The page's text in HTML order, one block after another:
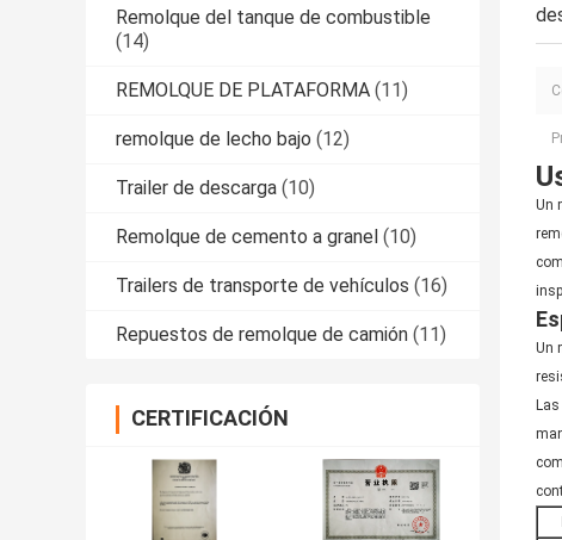
Remolque del tanque de combustible
(14)
REMOLQUE DE PLATAFORMA (11)
remolque de lecho bajo (12)
Trailer de descarga (10)
Remolque de cemento a granel (10)
Trailers de transporte de vehículos (16)
Repuestos de remolque de camión (11)
CERTIFICACIÓN
Un
Un